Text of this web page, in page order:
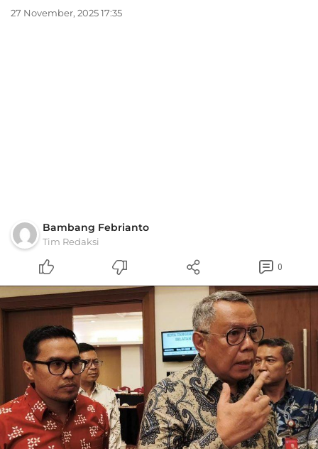
27 November, 2025 17:35
Bambang Febrianto
Tim Redaksi
0